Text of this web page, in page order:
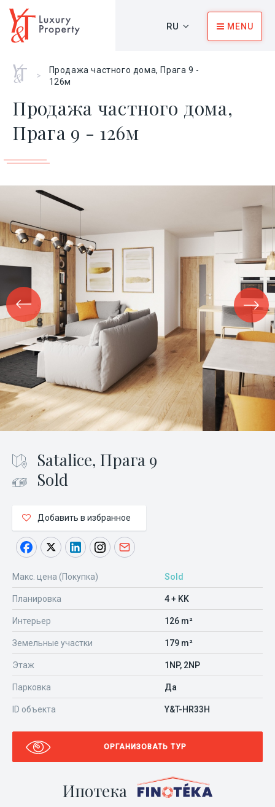
RU MENU
Главная
>
Продажа частного дома, Прага 9 -
126м
Продажа частного дома,
Прага 9 - 126м
Satalice, Прага 9
Sold
Добавить в избранное
Макс. цена (Покупка) Sold
Планировка 4 + KK
Интерьер 126 m²
Земельные участки 179 m²
Этаж 1NP, 2NP
Парковка Да
ID объекта Y&T-HR33H
ОРГАНИЗОВАТЬ ТУР
Ипотека